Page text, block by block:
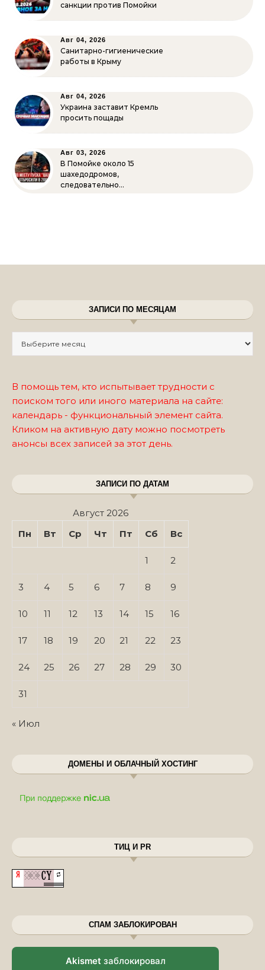
санкции против Помойки
Авг 04, 2026
Санитарно-гигиенические
работы в Крыму
Авг 04, 2026
Украина заставит Кремль
просить пощады
Авг 03, 2026
В Помойке около 15
шахедодромов,
следовательно…
ЗАПИСИ ПО МЕСЯЦАМ
В помощь тем, кто испытывает трудности с
поиском того или иного материала на сайте:
календарь - функциональный элемент сайта.
Кликом на активную дату можно посмотреть
анонсы всех записей за этот день.
ЗАПИСИ ПО ДАТАМ
Август 2026
Пн
Вт Ср Чт Пт Сб Вс
1 2
3 4 5 6 7 8 9
10 11 12 13 14 15 16
17 18 19 20 21 22 23
24 25 26 27 28 29 30
31
« Июл
ДОМЕНЫ И ОБЛАЧНЫЙ ХОСТИНГ
ТИЦ И PR
СПАМ ЗАБЛОКИРОВАН
Akismet заблокировал